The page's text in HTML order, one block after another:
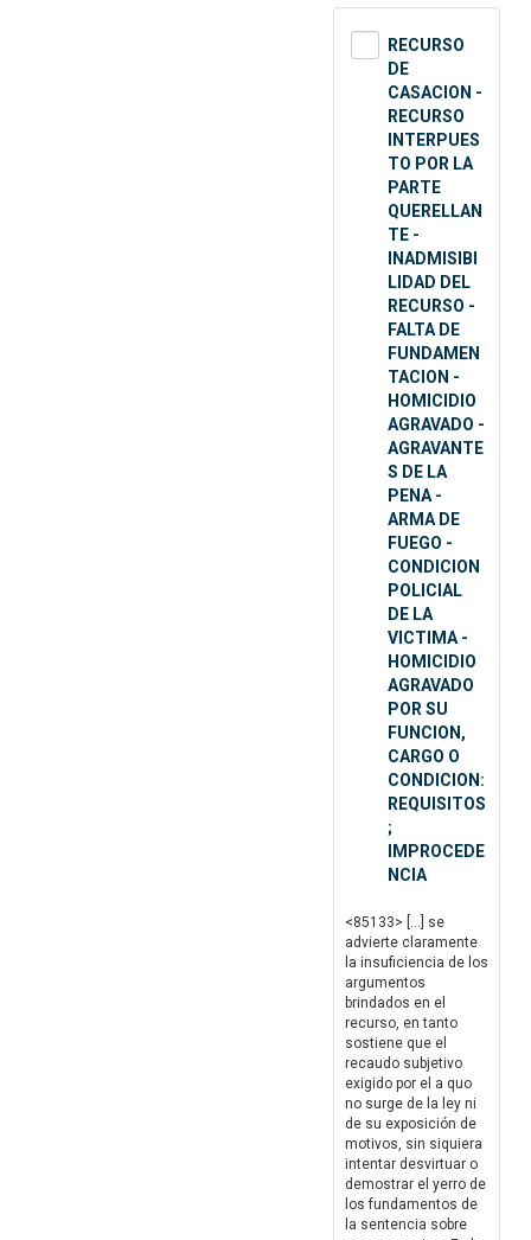
RECURSO
DE
CASACION -
RECURSO
INTERPUES
TO POR LA
PARTE
QUERELLAN
TE -
INADMISIBI
LIDAD DEL
RECURSO -
FALTA DE
FUNDAMEN
TACION -
HOMICIDIO
AGRAVADO -
AGRAVANTE
S DE LA
PENA -
ARMA DE
FUEGO -
CONDICION
POLICIAL
DE LA
VICTIMA -
HOMICIDIO
AGRAVADO
POR SU
FUNCION,
CARGO O
CONDICION:
REQUISITOS
;
IMPROCEDE
NCIA
<85133> […] se
advierte claramente
la insuficiencia de los
argumentos
brindados en el
recurso, en tanto
sostiene que el
recaudo subjetivo
exigido por el a quo
no surge de la ley ni
de su exposición de
motivos, sin siquiera
intentar desvirtuar o
demostrar el yerro de
los fundamentos de
la sentencia sobre